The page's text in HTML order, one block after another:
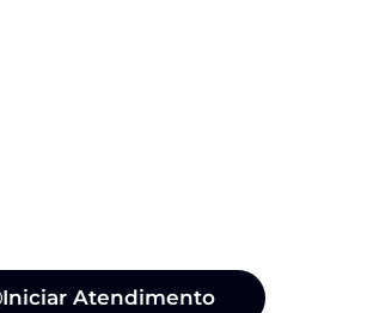
Iniciar Atendimento